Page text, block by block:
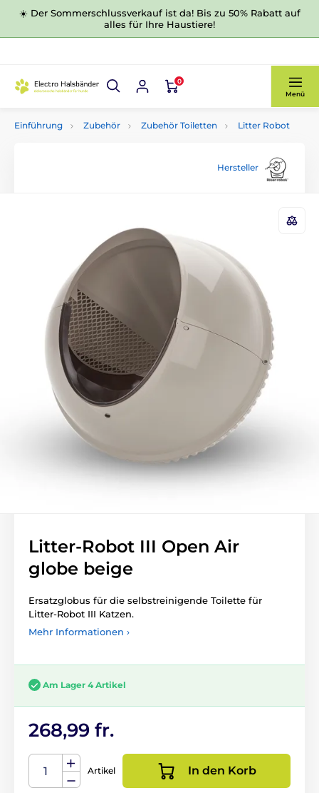
☀️ Der Sommerschlussverkauf ist da! Bis zu 50% Rabatt auf
alles für Ihre Haustiere!
0
Menü
Einführung Zubehör Zubehör Toiletten Litter Robot
Hersteller
Litter-Robot III Open Air
globe beige
Ersatzglobus für die selbstreinigende Toilette für
Litter-Robot III Katzen.
Mehr Informationen ›
Am Lager 4 Artikel
268,99 fr.
Artikel In den Korb